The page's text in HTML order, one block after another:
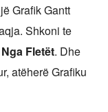
Grafik Gantt
Shkoni te
Fletët. Dhe
atëherë Grafiku